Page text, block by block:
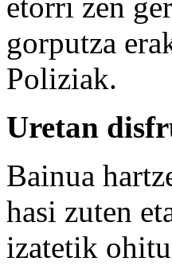
gorputza
Poliziak.
Uretan
Bainua
hasi zuten
izatetik